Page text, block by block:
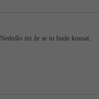
mi že se to bude kousat.